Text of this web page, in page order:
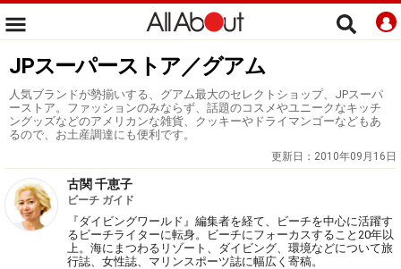
JPスーパーストア／グアム
人気ブランドが勢揃いする、グアム最大のセレクトショップ、JPスーパ
ーストア。ファッションのみならず、話題のコスメやユニークなキッチ
ングッズなどのアメリカンな雑貨、クッキーやドライマンゴーなどもあ
るので、お土産調達にも便利です。
更新日： 2010年09月16日
古関 千恵子
ビーチ ガイド
『ダイビングワールド』編集者を経て、ビーチを中心に活躍す
るビーチライターに転身。ビーチにフォーカスすること20年以
上。海にまつわるリゾート、ダイビング、環境などについて旅
行誌、女性誌、マリンスポーツ誌に幅広く寄稿。